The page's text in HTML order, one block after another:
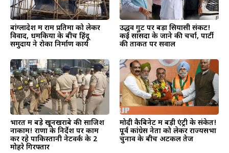
बांग्लादेश में राम प्रतिमा को लेकर
विवाद, धमकियों के बीच हिंदू
समुदाय ने रोका निर्माण कार्य
उद्धव गुट पर बड़ा सियासी संकट!
कई सांसदों के जाने की चर्चा, पार्टी
की ताकत पर सवाल
भारत में बड़े खूनखराबे की साजिश
नाकाम! राणा के निर्देश पर काम
कर रहे पाकिस्तानी नेटवर्क के 2
मोहरे गिरफ्तार
मोदी कैबिनेट में बड़ी एंट्री के संकेत!
पूर्व कांग्रेस नेता को लेकर राज्यसभा
चुनाव के बीच अटकलें तेज